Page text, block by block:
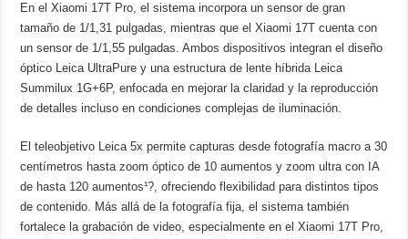
En el Xiaomi 17T Pro, el sistema incorpora un sensor de gran
tamaño de 1/1,31 pulgadas, mientras que el Xiaomi 17T cuenta con
un sensor de 1/1,55 pulgadas. Ambos dispositivos integran el diseño
óptico Leica UltraPure y una estructura de lente híbrida Leica
Summilux 1G+6P, enfocada en mejorar la claridad y la reproducción
de detalles incluso en condiciones complejas de iluminación.
El teleobjetivo Leica 5x permite capturas desde fotografía macro a 30
centímetros hasta zoom óptico de 10 aumentos y zoom ultra con IA
de hasta 120 aumentos¹?, ofreciendo flexibilidad para distintos tipos
de contenido. Más allá de la fotografía fija, el sistema también
fortalece la grabación de video, especialmente en el Xiaomi 17T Pro,